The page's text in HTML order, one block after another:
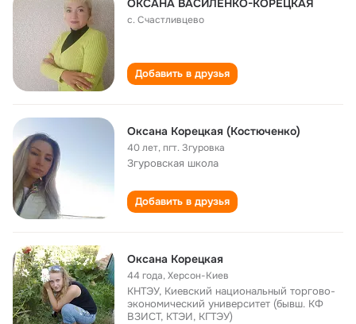
ОКСАНА ВАСИЛЕНКО-КОРЕЦКАЯ
с. Счастливцево
Добавить в друзья
Оксана Корецкая (Костюченко)
40 лет,пгт. Згуровка
Згуровская школа
Добавить в друзья
Оксана Корецкая
44 года,Херсон-Киев
КНТЭУ, Киевский национальный торгово-
экономический университет (бывш. КФ
ВЗИСТ, КТЭИ, КГТЭУ)